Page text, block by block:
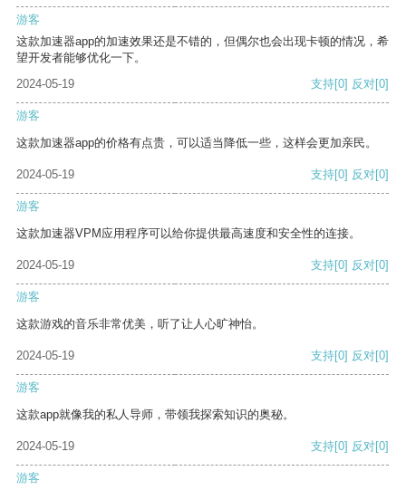
游客
这款加速器app的加速效果还是不错的，但偶尔也会出现卡顿的情况，希
望开发者能够优化一下。
2024-05-19
支持[0] 反对[0]
游客
这款加速器app的价格有点贵，可以适当降低一些，这样会更加亲民。
2024-05-19 支持[0] 反对[0]
游客
这款加速器VPM应用程序可以给你提供最高速度和安全性的连接。
2024-05-19 支持[0] 反对[0]
游客
这款游戏的音乐非常优美，听了让人心旷神怡。
2024-05-19 支持[0] 反对[0]
游客
这款app就像我的私人导师，带领我探索知识的奥秘。
2024-05-19 支持[0] 反对[0]
游客